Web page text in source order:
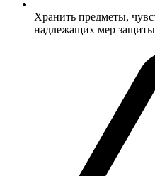
Хранить предметы,
надлежащих мер защиты